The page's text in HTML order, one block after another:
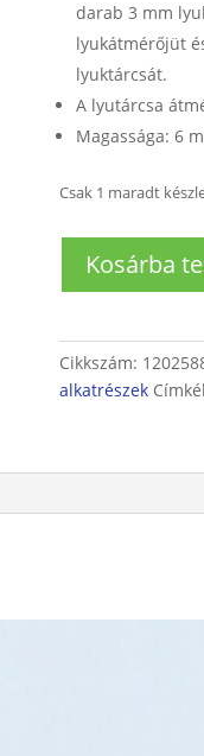
darab 3 mm
lyukátmérőjüt
lyuktárcsát.
A lyutárcsa
Magassága: 6
Csak 1 maradt
lyuktárcsák
3mm
+
8mm
Kosárba
Cikkszám:
alkatrészek